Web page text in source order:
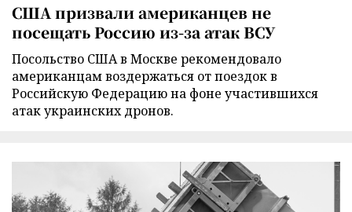
США призвали американцев не
посещать Россию из-за атак ВСУ
Посольство США в Москве рекомендовало
американцам воздержаться от поездок в
Российскую Федерацию на фоне участившихся
атак украинских дронов.